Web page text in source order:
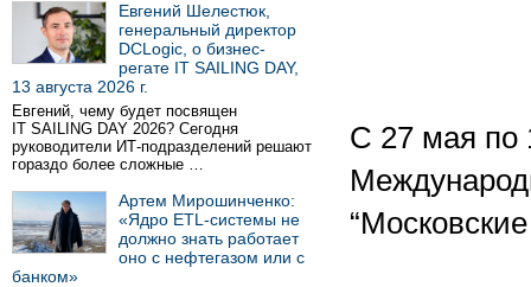
Евгений Шелестюк,
генеральный директор
DCLogic, о бизнес-
регате IT SAILING DAY,
13 августа 2026 г.
Евгений, чему будет посвящен
IT SAILING DAY 2026? Сегодня
руководители ИТ-подразделений решают
гораздо более сложные …
Артем Мирошинченко:
«Ядро ETL-системы не
должно знать работает
оно с нефтегазом или с
банком»
С 27 мая по